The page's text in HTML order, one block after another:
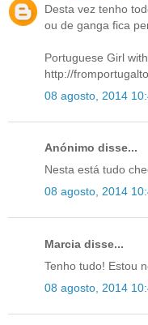
Desta vez tenho
ou de ganga fica
Portuguese Girl
http://
08 agosto, 2014
Anónimo disse...
Nesta está tudo
08 agosto, 2014
Marcia disse...
Tenho tudo! Estou
08 agosto, 2014